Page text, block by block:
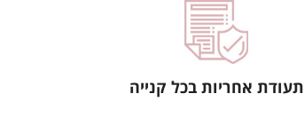
תעודת אחריות בכל קנייה